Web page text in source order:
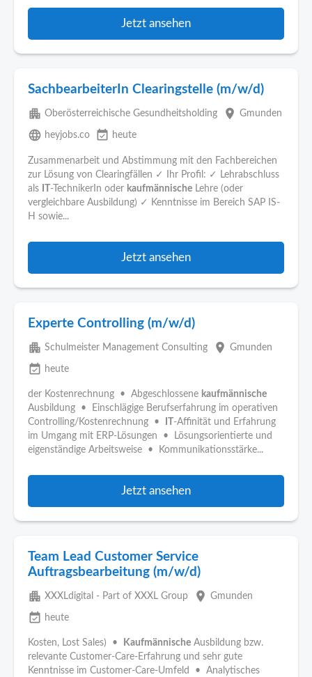
Jetzt ansehen
SachbearbeiterIn Clearingstelle (m/w/d)
apartment Oberösterreichische Gesundheitsholding place Gmunden
language heyjobs.co event_available heute
Zusammenarbeit und Abstimmung mit den Fachbereichen
zur Lösung von Clearingfällen ✓ Ihr Profil: ✓ Lehrabschluss
als
-TechnikerIn oder kaufmännische Lehre (oder
vergleichbare Ausbildung) ✓ Kenntnisse im Bereich SAP IS-
H sowie...
Jetzt ansehen
Experte Controlling (m/w/d)
apartment Schulmeister Management Consulting place Gmunden
event_available heute
der Kostenrechnung • Abgeschlossene kaufmännische
Ausbildung • Einschlägige Berufserfahrung im operativen
Controlling/Kostenrechnung •
-Affinität und Erfahrung
im Umgang mit ERP-Lösungen • Lösungsorientierte und
eigenständige Arbeitsweise • Kommunikationsstärke...
Jetzt ansehen
Team Lead Customer Service
Auftragsbearbeitung (m/w/d)
apartment XXXLdigital - Part of XXXL Group place Gmunden
event_available heute
Kosten, Lost Sales) • Kaufmännische Ausbildung bzw.
relevante Customer-Care-Erfahrung und sehr gute
Kenntnisse im Customer-Care-Umfeld • Analytisches